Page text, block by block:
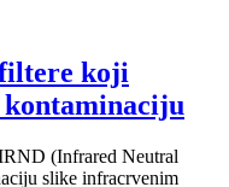
koji
(Infrared Neutral
slike infracrvenim